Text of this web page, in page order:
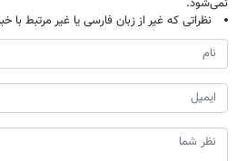
نظراتی که غیر از زبان فارسی یا غیر مرتبط